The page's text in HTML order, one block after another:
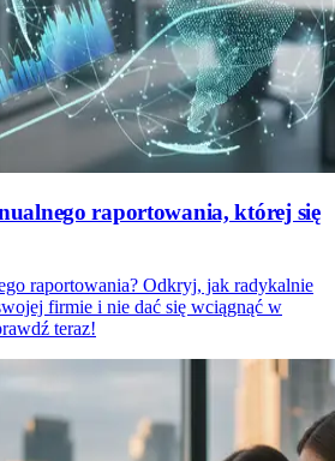
raportowania, której się
raportowania? Odkryj, jak radykalnie
firmie i nie dać się wciągnąć w
teraz!